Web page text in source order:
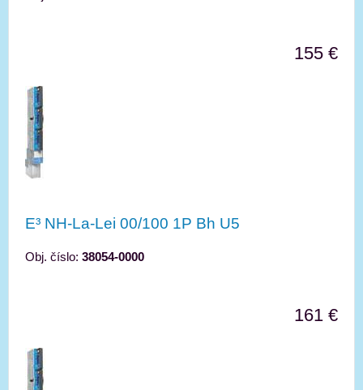
155 €
E³ NH-La-Lei 00/100 1P Bh U5
Obj. číslo: 38054-0000
161 €